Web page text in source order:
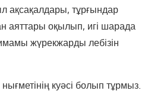
ақсақалдары, тұрғындар
аяттары оқылып, игі шарада
жүрекжарды лебізін
куәсі болып тұрмыз.